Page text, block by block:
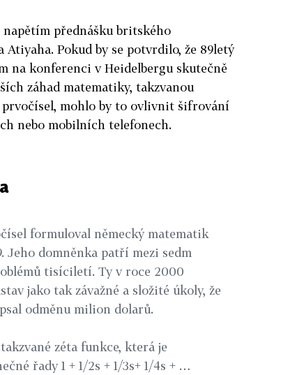
napětím přednášku britského
Pokud by se potvrdilo, že 89letý
na konferenci v Heidelbergu skutečně
záhad matematiky, takzvanou
prvočísel, mohlo by to ovlivnit šifrování
nebo mobilních telefonech.
formuloval německý matematik
Jeho domněnka patří mezi sedm
tisíciletí. Ty v roce 2000
jako tak závažné a složité úkoly, že
odměnu milion dolarů.
zéta funkce, která je
řady 1 + 1/2s + 1/3s+ 1/4s + …